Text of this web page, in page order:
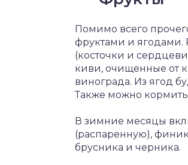
Помимо всего
фруктами и ягодами.
(косточки и
киви, очищенные от
винограда. Из ягод
Также можно
В зимние месяцы
(распаренную),
брусника и черника.